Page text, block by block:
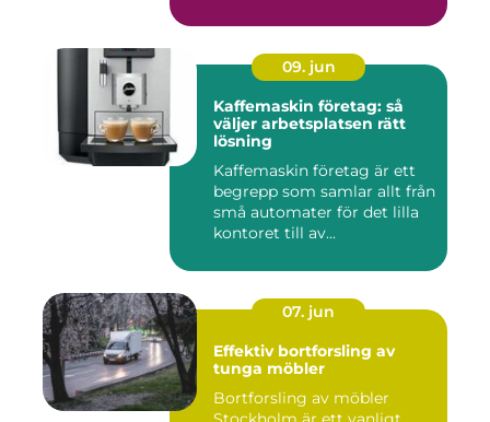
09. jun
Kaffemaskin företag: så
väljer arbetsplatsen rätt
lösning
Kaffemaskin företag är ett
begrepp som samlar allt från
små automater för det lilla
kontoret till av...
07. jun
Effektiv bortforsling av
tunga möbler
Bortforsling av möbler